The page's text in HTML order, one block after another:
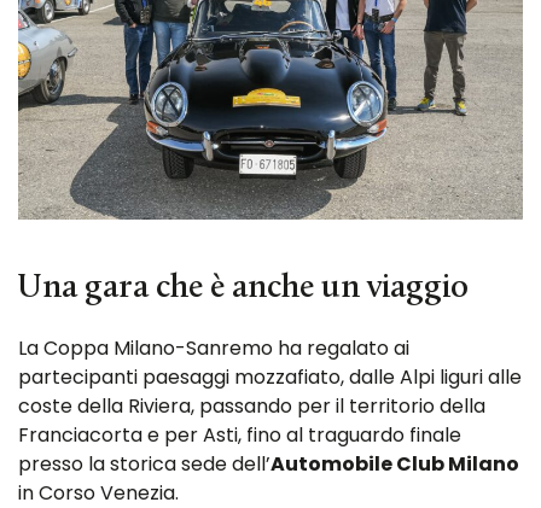
Una gara che è anche un viaggio
La Coppa Milano-Sanremo ha regalato ai
partecipanti paesaggi mozzafiato, dalle Alpi liguri alle
coste della Riviera, passando per il territorio della
Franciacorta e per Asti, fino al traguardo finale
presso la storica sede dell’Automobile Club Milano
in Corso Venezia.